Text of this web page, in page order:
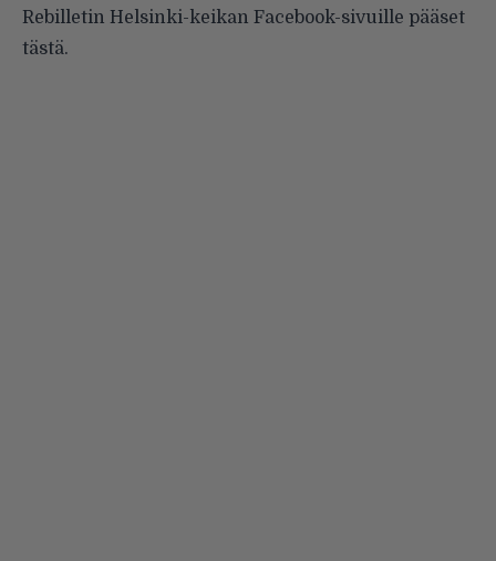
Rebilletin Helsinki-keikan Facebook-sivuille pääset
tästä.